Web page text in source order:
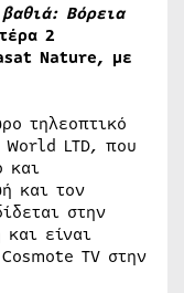
Βόρεια
2
Nature, με
τηλεοπτικό
LTD, που
και
και τον
στην
και είναι
TV στην